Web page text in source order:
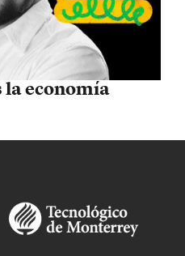
la economía